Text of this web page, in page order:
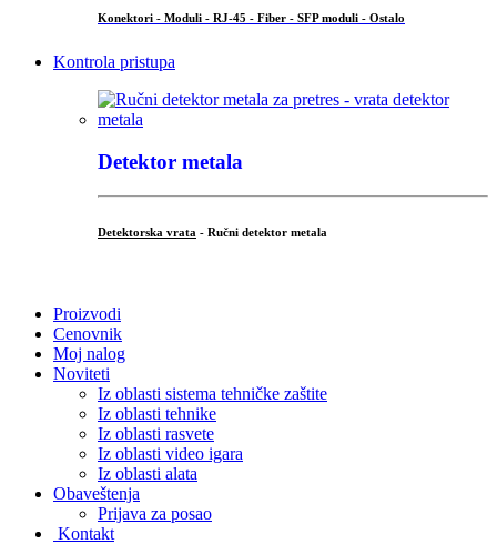
Konektori - Moduli - RJ-45 - Fiber - SFP moduli - Ostalo
Kontrola pristupa
Detektor metala
Detektorska vrata - Ručni detektor metala
Proizvodi
Cenovnik
Moj nalog
Noviteti
Iz oblasti sistema tehničke zaštite
Iz oblasti tehnike
Iz oblasti rasvete
Iz oblasti video igara
Iz oblasti alata
Obaveštenja
Prijava za posao
Kontakt